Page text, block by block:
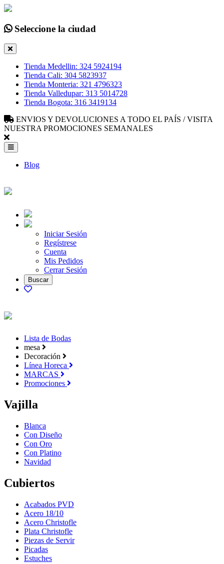
Seleccione la ciudad
Tienda Medellin: 324 5924194
Tienda Cali: 304 5823937
Tienda Monteria: 321 4796323
Tienda Valledupar: 313 5014728
Tienda Bogota: 316 3419134
ENVIOS Y DEVOLUCIONES A TODO EL PAÍS / VISITA
NUESTRA PROMOCIONES SEMANALES
Blog
Iniciar Sesión
Regístrese
Cuenta
Mis Pedidos
Cerrar Sesión
Lista de Bodas
mesa
Decoración
Línea Horeca
MARCAS
Promociones
Vajilla
Blanca
Con Diseño
Con Oro
Con Platino
Navidad
Cubiertos
Acabados PVD
Acero 18/10
Acero Christofle
Plata Christofle
Piezas de Servir
Picadas
Estuches